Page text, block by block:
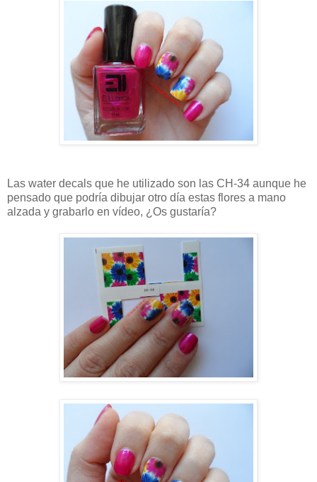
Las water decals que he utilizado son las CH-34 aunque he
pensado que podría dibujar otro día estas flores a mano
alzada y grabarlo en vídeo, ¿Os gustaría?